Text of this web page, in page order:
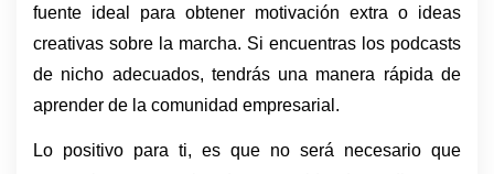
fuente ideal para obtener motivación extra o ideas
creativas sobre la marcha. Si encuentras los podcasts
de nicho adecuados, tendrás una manera rápida de
aprender de la comunidad empresarial.
Lo positivo para ti, es que no será necesario que